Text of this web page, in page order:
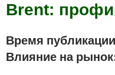
Brent:
Время
Влияние на